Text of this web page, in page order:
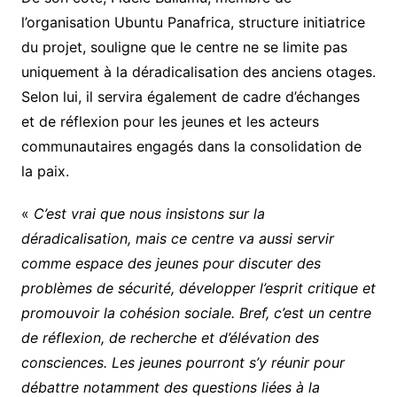
l’organisation Ubuntu Panafrica, structure initiatrice
du projet, souligne que le centre ne se limite pas
uniquement à la déradicalisation des anciens otages.
Selon lui, il servira également de cadre d’échanges
et de réflexion pour les jeunes et les acteurs
communautaires engagés dans la consolidation de
la paix.
« C’est vrai que nous insistons sur la
déradicalisation, mais ce centre va aussi servir
comme espace des jeunes pour discuter des
problèmes de sécurité, développer l’esprit critique et
promouvoir la cohésion sociale. Bref, c’est un centre
de réflexion, de recherche et d’élévation des
consciences. Les jeunes pourront s’y réunir pour
débattre notamment des questions liées à la